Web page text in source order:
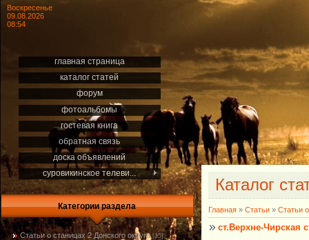
Воскресенье
09.08.2026
08:54
главная страница
каталог статей
форум
фотоальбомы
гостевая книга
обратная связь
доска объявлений
суровикинское телеви...
Категории раздела
Статьи о станицах 2 Донского округа [15]
Каталог
Главная » Статьи » Статьи
ст.Верхне-Чирская